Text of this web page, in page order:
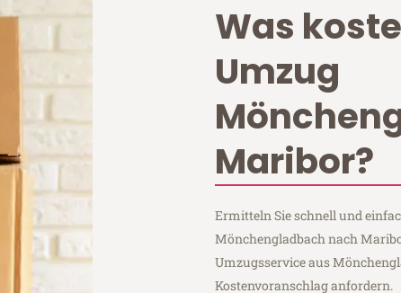
Was
Umzug
Maribor?
Ermitteln Sie schnell und
Mönchengladbach nach
Umzugsservice aus
Kostenvoranschlag anfordern.